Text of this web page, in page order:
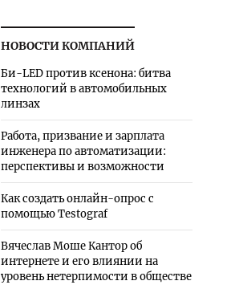
НОВОСТИ КОМПАНИЙ
Би-LED против ксенона: битва
технологий в автомобильных
линзах
Работа, призвание и зарплата
инженера по автоматизации:
перспективы и возможности
Как создать онлайн-опрос с
помощью Testograf
Вячеслав Моше Кантор об
интернете и его влиянии на
уровень нетерпимости в обществе